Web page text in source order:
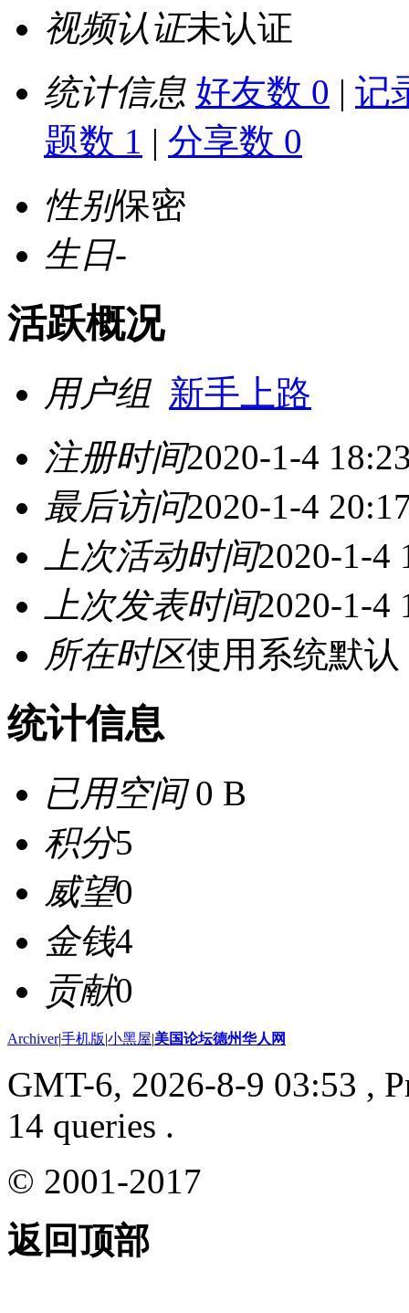
视频认证未认证
统计信息 好友数 0 | 记
题数 1 | 分享数 0
性别保密
生日-
活跃概况
用户组 新手上路
注册时间2020-1-4
最后访问2020-1-4
上次活动时间2020-1-4
上次发表时间2020-1-4
所在时区使用系统默认
统计信息
已用空间0 B
积分5
威望0
金钱4
贡献0
Archiver|手机版|小黑屋|美国论坛德州华人网
GMT-6, 2026-8-9 03:53 ,
14 queries .
© 2001-2017
返回顶部